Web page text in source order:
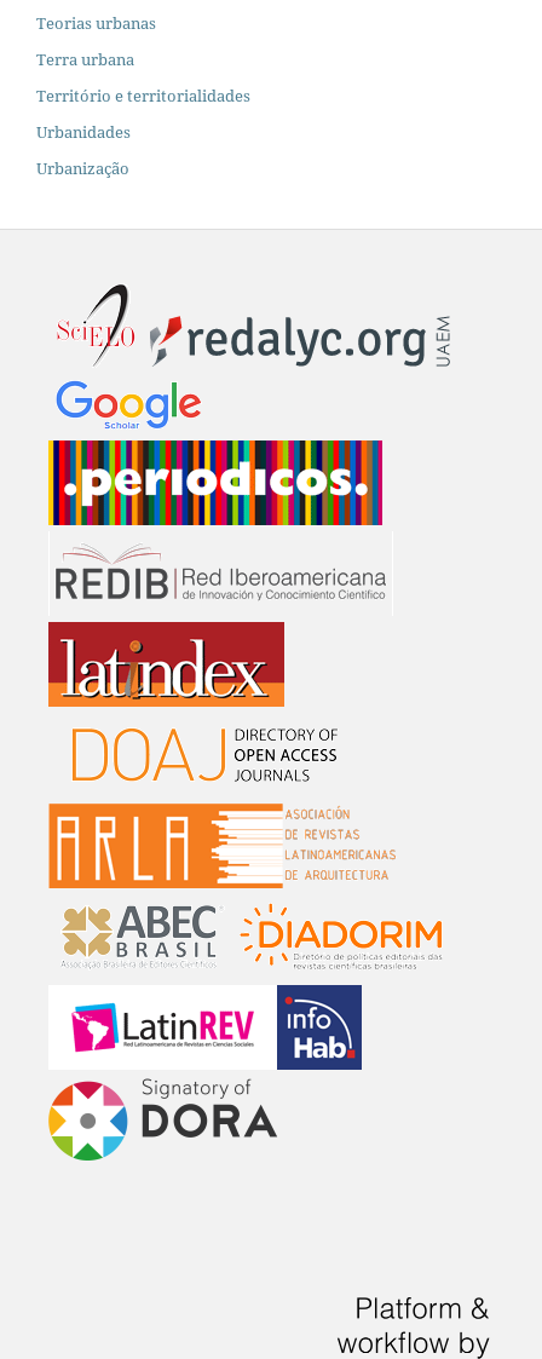
Teorias urbanas
Terra urbana
Território e territorialidades
Urbanidades
Urbanização